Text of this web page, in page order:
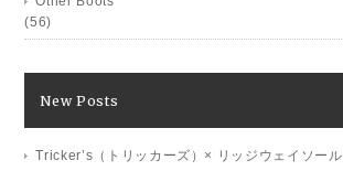
(56)
New Posts
Tricker’s（トリッカーズ）× リッジウェイソール